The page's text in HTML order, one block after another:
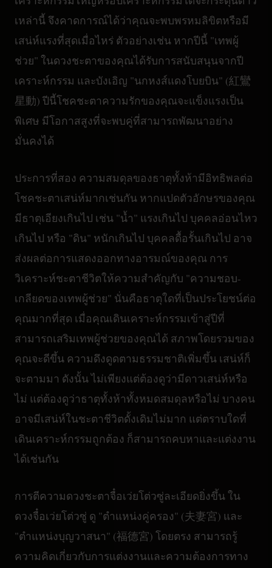
เหล่านี้ จึงคาดการณ์ได้ว่าคุณจะพบพรหมลิขิตหรือมี
เสน่ห์แรงที่สุดเมื่อไหร่ ตัวอย่างเช่น หากปีนี้ "เทพผู้
ช่วย" ในดวงชะตาของคุณได้รับการสนับสนุนจากปี
เคราะห์กรรม และบังเอิญ "นกหงส์แดงโบยบิน" (紅鸞
星動) ปีนี้โชคชะตาความรักของคุณจะแข็งแรงเป็น
พิเศษ มีโอกาสสูงที่จะพบคู่ที่สามารถพัฒนาอย่าง
มั่นคงได้
ประการที่สอง ความสมดุลของธาตุทั้งห้ามีอิทธิพลต่อ
โชคชะตาเสน่ห์มากเช่นกัน หากแปดตัวอักษรของคุณ
มีธาตุเอียงเกินไป เช่น "น้ำ" แรงเกินไป บุคคลอ่อนไหว
เกินไป หรือ "ดิน" หนักเกินไป บุคคลดื้อรั้นเกินไป อาจ
ส่งผลต่อการแสดงออกทางอารมณ์ของคุณ การ
วิเคราะห์ชะตาชีวิตให้ความสำคัญกับ "ความชอบ-
เกลียดของเทพผู้ช่วย" นั่นคือธาตุใดที่เป็นประโยชน์ต่อ
คุณมากที่สุด เมื่อคุณเดินเคราะห์กรรมเข้าสู่ปีที่
สามารถเสริมเทพผู้ช่วยของคุณได้ สภาพโดยรวมของ
คุณจะดีขึ้น ความดึงดูดตามธรรมชาติเพิ่มขึ้น เสน่ห์ก็
จะตามมา ดังนั้น ไม่เพียงแต่ต้องดูว่ามีดาวเสน่ห์หรือ
ไม่ แต่ต้องดูว่าธาตุทั้งห้าทั้งหมดสมดุลหรือไม่ บางคน
อาจมีเสน่ห์ในชะตาชีวิตดั้งเดิมไม่มาก แต่ตราบใดที่
เดินเคราะห์กรรมถูกต้อง ก็สามารถคบหาและแต่งงาน
ได้เช่นกัน
การตีความดวงชะตาจื๋อเว่ยโต่วซู่ละเอียดยิ่งขึ้น ใน
ดวงจื๋อเว่ยโต่วซู่ ดู "ตำแหน่งคู่ครอง" (夫妻宮) และ
"ตำแหน่งบุญวาสนา" (福德宮) โดยตรง สามารถรู้
ความคิดเกี่ยวกับการแต่งงานและความต้องการทาง